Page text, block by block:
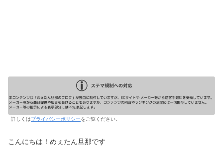
詳しくはプライバシーポリシーをご覧ください。
こんにちは！めぇたん旦那です